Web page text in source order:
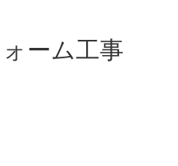
ーム工事